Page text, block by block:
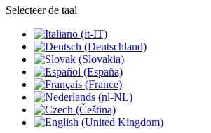
Selecteer de taal